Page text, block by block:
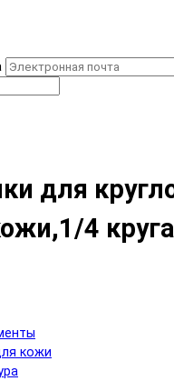
для
4 круга
кожи